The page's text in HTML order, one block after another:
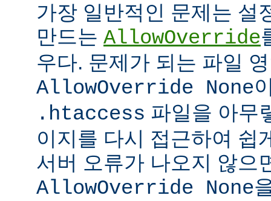
가장 일반적인 문제는 설
만드는 AllowOverride
우다. 문제가 되는 파일
AllowOverride None
.htaccess 파일을 아무
이지를 다시 접근하여 쉽
서버 오류가 나오지 않으
AllowOverride None